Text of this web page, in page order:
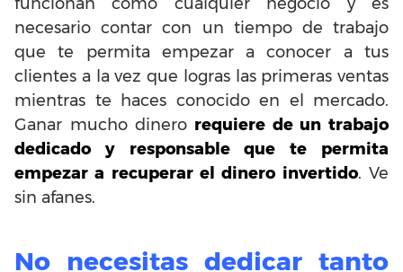
funcionan como cualquier negocio y es
necesario contar con un tiempo de trabajo
que te permita empezar a conocer a tus
clientes a la vez que logras las primeras ventas
mientras te haces conocido en el mercado.
Ganar mucho dinero requiere de un trabajo
dedicado y responsable que te permita
empezar a recuperar el dinero invertido. Ve
sin afanes.
No necesitas dedicar tanto